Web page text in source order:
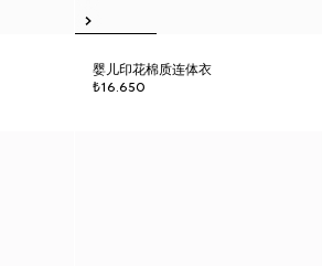
婴儿印花棉质连体衣
₺16.650